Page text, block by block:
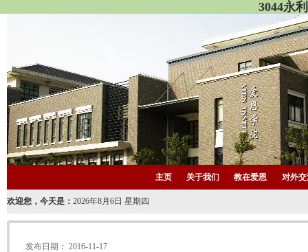
3044永
&ngsp;
主页 关于我们 教在爱恩 对外交
欢迎您，今天是： 2026年8月6日 星期四
发布日期： 2016-11-17